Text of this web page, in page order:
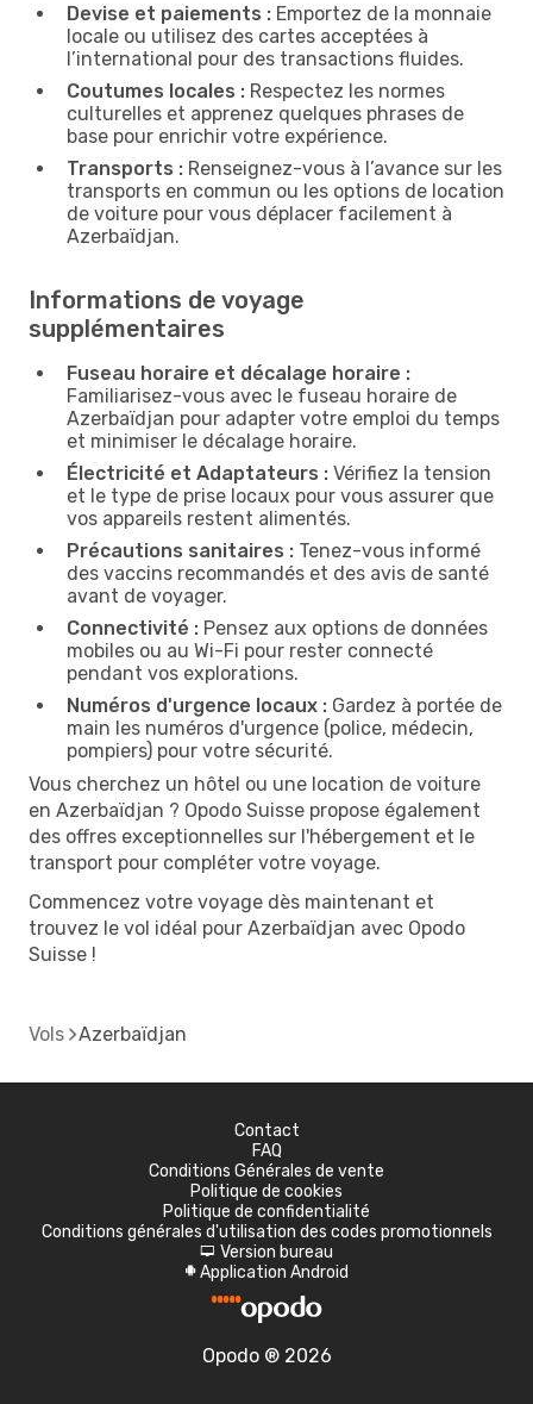
Devise et paiements : Emportez de la monnaie
locale ou utilisez des cartes acceptées à
l’international pour des transactions fluides.
Coutumes locales : Respectez les normes
culturelles et apprenez quelques phrases de
base pour enrichir votre expérience.
Transports : Renseignez-vous à l’avance sur les
transports en commun ou les options de location
de voiture pour vous déplacer facilement à
Azerbaïdjan.
Informations de voyage
supplémentaires
Fuseau horaire et décalage horaire :
Familiarisez-vous avec le fuseau horaire de
Azerbaïdjan pour adapter votre emploi du temps
et minimiser le décalage horaire.
Électricité et Adaptateurs : Vérifiez la tension
et le type de prise locaux pour vous assurer que
vos appareils restent alimentés.
Précautions sanitaires : Tenez-vous informé
des vaccins recommandés et des avis de santé
avant de voyager.
Connectivité : Pensez aux options de données
mobiles ou au Wi-Fi pour rester connecté
pendant vos explorations.
Numéros d'urgence locaux : Gardez à portée de
main les numéros d'urgence (police, médecin,
pompiers) pour votre sécurité.
Vous cherchez un hôtel ou une location de voiture
en Azerbaïdjan ? Opodo Suisse propose également
des offres exceptionnelles sur l'hébergement et le
transport pour compléter votre voyage.
Commencez votre voyage dès maintenant et
trouvez le vol idéal pour Azerbaïdjan avec Opodo
Suisse !
Vols Azerbaïdjan
Contact
FAQ
Conditions Générales de vente
Politique de cookies
Politique de confidentialité
Conditions générales d'utilisation des codes promotionnels
d Version bureau
A Application Android
Opodo ® 2026